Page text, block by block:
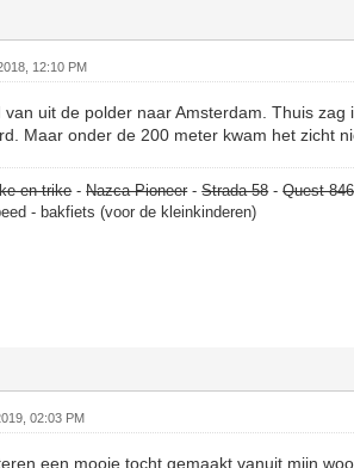
12:10 PM
van uit de polder naar Amsterdam. Thuis
Maar onder de 200 meter kwam het zicht
en trike-Nazca Pioneer-Strada 58-Quest 846
- bakfiets (voor de kleinkinderen)
02:03 PM
een mooie tocht gemaakt vanuit mijn